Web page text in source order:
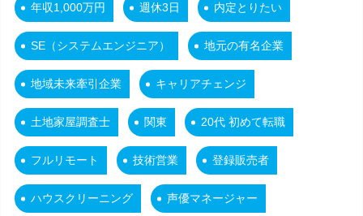
年収1,000万円 週休3日 内定とりたい
SE（システムエンジニア） 地元の有名企業
地域未来牽引企業 キャリアチェンジ
土地家屋調査士 関東 20代 初めて転職
フルリモート 技術営業 登録販売者
ハウスクリーニング 声優マネージャー